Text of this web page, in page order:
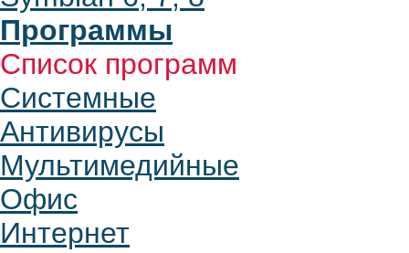
Программы
Список программ
Системные
Антивирусы
Мультимедийные
Офис
Интернет